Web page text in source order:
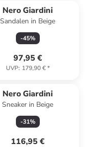
Nero Giardini
Sandalen in Beige
-45%
97,95 €
UVP: 179,90 €*
Nero Giardini
Sneaker in Beige
-31%
116,95 €